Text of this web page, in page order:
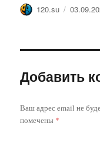
Автор
120.su
Добавить
Ваш адрес email не
помечены *